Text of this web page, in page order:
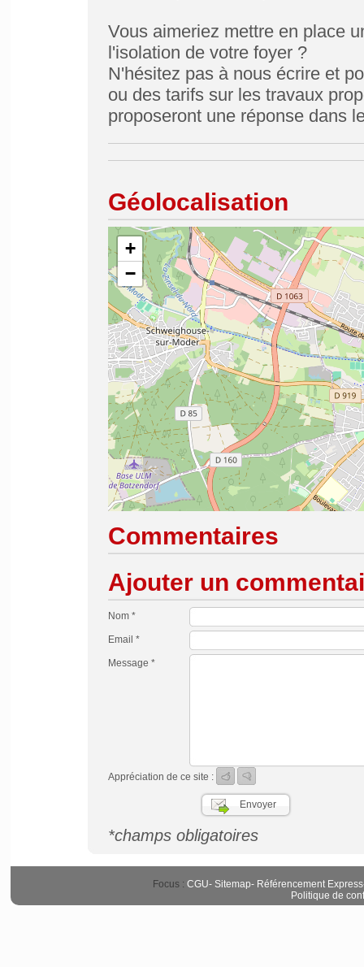
Vous aimeriez mettre en place
l'isolation de votre foyer ?
N'hésitez pas à nous écrire et
ou des tarifs sur les travaux
proposeront une réponse dans
Géolocalisation
+
−
Commentaires
Ajouter un
Nom *
Email *
Message *
Appréciation de ce site :
*champs obligatoires
Focus : CGU- Sitemap- Référencement Express
Politique de